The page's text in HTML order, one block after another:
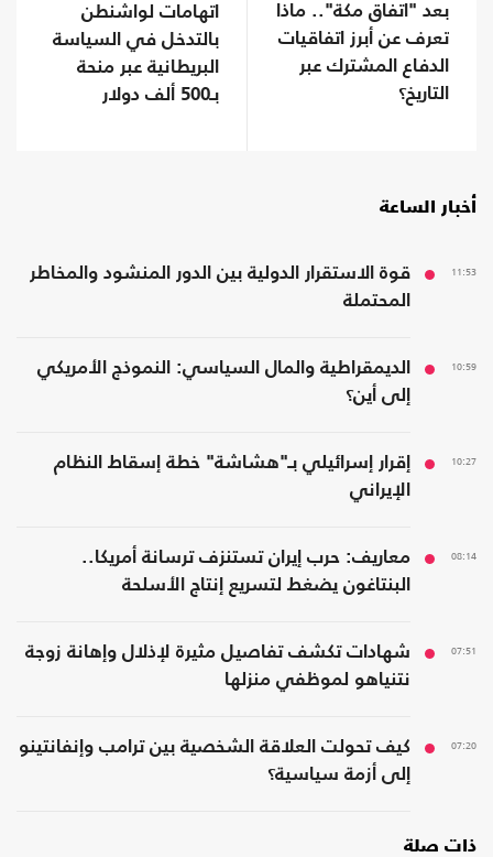
بعد "اتفاق مكة".. ماذا
تعرف عن أبرز اتفاقيات
الدفاع المشترك عبر
التاريخ؟
اتهامات لواشنطن
بالتدخل في السياسة
البريطانية عبر منحة
بـ500 ألف دولار
أخبار الساعة
11:53
قوة الاستقرار الدولية بين الدور المنشود والمخاطر
المحتملة
10:59
الديمقراطية والمال السياسي: النموذج الأمريكي
إلى أين؟
10:27
إقرار إسرائيلي بـ"هشاشة" خطة إسقاط النظام
الإيراني
08:14
معاريف: حرب إيران تستنزف ترسانة أمريكا..
البنتاغون يضغط لتسريع إنتاج الأسلحة
07:51
شهادات تكشف تفاصيل مثيرة لإذلال وإهانة زوجة
نتنياهو لموظفي منزلها
07:20
كيف تحولت العلاقة الشخصية بين ترامب وإنفانتينو
إلى أزمة سياسية؟
ذات صلة